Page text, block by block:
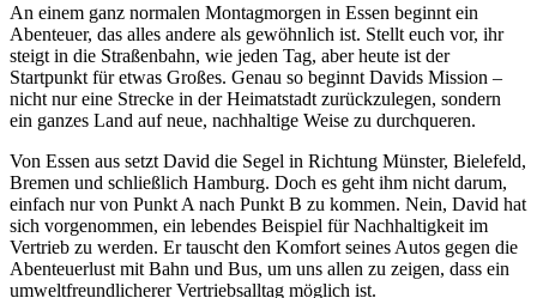
An einem ganz normalen Montagmorgen in Essen beginnt ein
Abenteuer, das alles andere als gewöhnlich ist. Stellt euch vor, ihr
steigt in die Straßenbahn, wie jeden Tag, aber heute ist der
Startpunkt für etwas Großes. Genau so beginnt Davids Mission –
nicht nur eine Strecke in der Heimatstadt zurückzulegen, sondern
ein ganzes Land auf neue, nachhaltige Weise zu durchqueren.
Von Essen aus setzt David die Segel in Richtung Münster, Bielefeld,
Bremen und schließlich Hamburg. Doch es geht ihm nicht darum,
einfach nur von Punkt A nach Punkt B zu kommen. Nein, David hat
sich vorgenommen, ein lebendes Beispiel für Nachhaltigkeit im
Vertrieb zu werden. Er tauscht den Komfort seines Autos gegen die
Abenteuerlust mit Bahn und Bus, um uns allen zu zeigen, dass ein
umweltfreundlicherer Vertriebsalltag möglich ist.